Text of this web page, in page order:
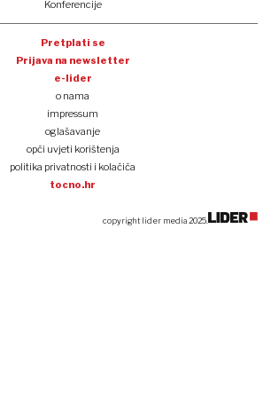
Konferencije
Pretplati se
Prijava na newsletter
e-lider
o nama
impressum
oglašavanje
opći uvjeti korištenja
politika privatnosti i kolačića
tocno.hr
copyright lider media 2025.